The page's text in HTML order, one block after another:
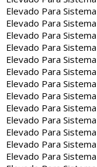
Elevado Para
Elevado Para
Elevado Para
Elevado Para
Elevado Para
Elevado Para
Elevado Para
Elevado Para
Elevado Para
Elevado Para
Elevado Para
Elevado Para
Elevado Para